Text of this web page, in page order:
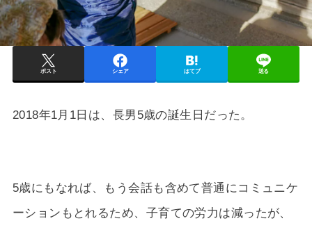
ポスト シェア はてブ 送る
2018年1月1日は、長男5歳の誕生日だった。
5歳にもなれば、もう会話も含めて普通にコミュニケ
ーションもとれるため、子育ての労力は減ったが、